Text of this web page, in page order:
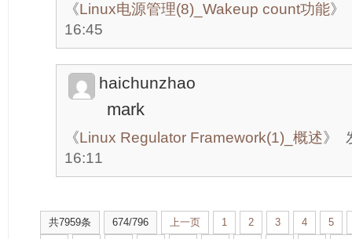
《Linux电源管理(8)_Wakeup count功能》
16:45
haichunzhao
mark
《Linux Regulator Framework(1)_概述》
16:11
共7959条 674/796 上一页 1 2 3 4
5